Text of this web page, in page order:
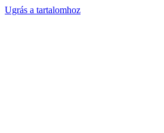
Ugrás a tartalomhoz